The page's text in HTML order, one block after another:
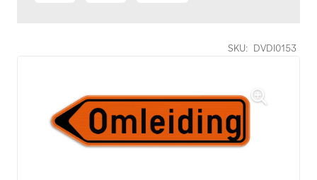
SKU: DVDI0153